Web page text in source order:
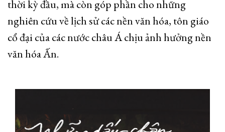
thời kỳ đầu, mà còn góp phần cho những
nghiên cứu về lịch sử các nền văn hóa, tôn giáo
cổ đại của các nước châu Á chịu ảnh hưởng nền
văn hóa Ấn.